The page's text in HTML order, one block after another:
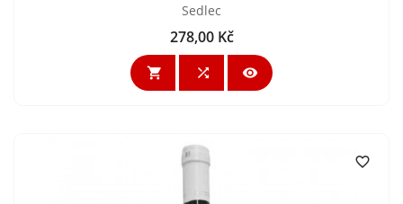
Sedlec
Cena
278,00 Kč
  
